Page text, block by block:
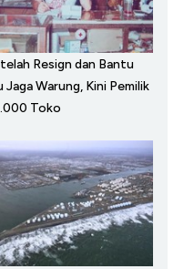
Resign dan Bantu
Jaga Warung, Kini Pemilik
Toko